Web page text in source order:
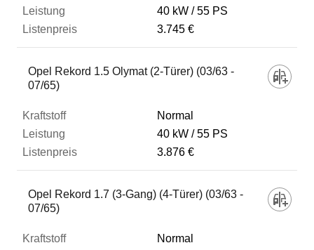
40 kW
55 PS
3.745 €
Opel Rekord 1.5 Olymat (2-Türer) (03/63 -
07/65)
Normal
40 kW
55 PS
3.876 €
Opel Rekord 1.7 (3-Gang) (4-Türer) (03/63 -
07/65)
Normal